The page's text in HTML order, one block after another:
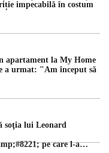
impecabilă în costum
apartament la My Home
a urmat: "Am început să
soţia lui Leonard
pe care l-a